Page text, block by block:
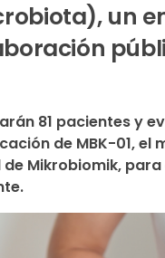
un
81 pacientes y
de MBK-01,
Mikrobiomik,